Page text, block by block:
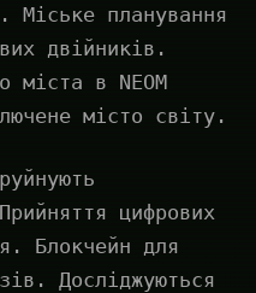
Міське планування
двійників.
міста в NEOM
місто світу.
цифрових
Блокчейн для
Досліджуються